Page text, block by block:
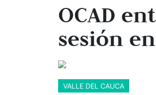
OCAD
sesión
VALLE DEL CAUCA